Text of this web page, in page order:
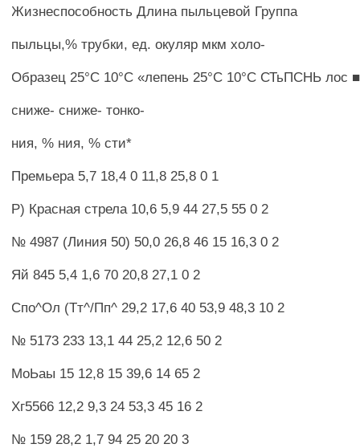
Жизнеспособность Длина пыльцевой Группа
пыльцы,% трубки, ед. окуляр мкм холо-
Образец 25°С 10°С «лепень 25°С 10°С СТьПСНЬ лос ■
сниже- сниже- тонко-
ния, % ния, % сти*
Премьера 5,7 18,4 0 11,8 25,8 0 1
Р) Красная стрела 10,6 5,9 44 27,5 55 0 2
№ 4987 (Линия 50) 50,0 26,8 46 15 16,3 0 2
Яй 845 5,4 1,6 70 20,8 27,1 0 2
Спо^Ол (Тт^/Пп^ 29,2 17,6 40 53,9 48,3 10 2
№ 5173 233 13,1 44 25,2 12,6 50 2
МоЬаы 15 12,8 15 39,6 14 65 2
Хг5566 12,2 9,3 24 53,3 45 16 2
№ 159 28,2 1,7 94 25 20 20 3